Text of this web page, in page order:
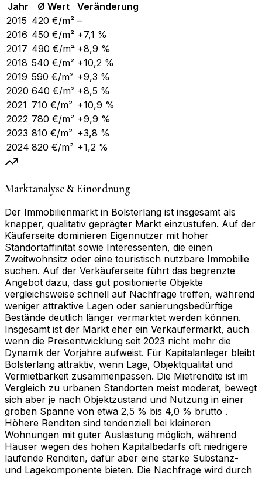
Jahr Ø Wert
Veränderung
2015 420 €/m² –
2016 450 €/m² +7,1 %
2017 490 €/m² +8,9 %
2018 540 €/m² +10,2 %
2019 590 €/m² +9,3 %
2020 640 €/m² +8,5 %
2021 710 €/m² +10,9 %
2022 780 €/m² +9,9 %
2023 810 €/m² +3,8 %
2024 820 €/m² +1,2 %
Marktanalyse & Einordnung
Der Immobilienmarkt in Bolsterlang ist insgesamt als
knapper, qualitativ geprägter Markt einzustufen. Auf der
Käuferseite dominieren Eigennutzer mit hoher
Standortaffinität sowie Interessenten, die einen
Zweitwohnsitz oder eine touristisch nutzbare Immobilie
suchen. Auf der Verkäuferseite führt das begrenzte
Angebot dazu, dass gut positionierte Objekte
vergleichsweise schnell auf Nachfrage treffen, während
weniger attraktive Lagen oder sanierungsbedürftige
Bestände deutlich länger vermarktet werden können.
Insgesamt ist der Markt eher ein Verkäufermarkt, auch
wenn die Preisentwicklung seit 2023 nicht mehr die
Dynamik der Vorjahre aufweist. Für Kapitalanleger bleibt
Bolsterlang attraktiv, wenn Lage, Objektqualität und
Vermietbarkeit zusammenpassen. Die Mietrendite ist im
Vergleich zu urbanen Standorten meist moderat, bewegt
sich aber je nach Objektzustand und Nutzung in einer
groben Spanne von etwa 2,5 % bis 4,0 % brutto .
Höhere Renditen sind tendenziell bei kleineren
Wohnungen mit guter Auslastung möglich, während
Häuser wegen des hohen Kapitalbedarfs oft niedrigere
laufende Renditen, dafür aber eine starke Substanz-
und Lagekomponente bieten. Die Nachfrage wird durch